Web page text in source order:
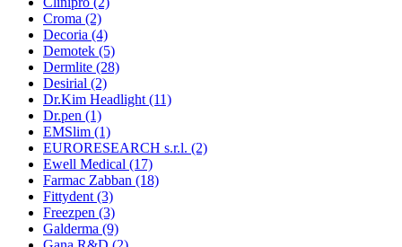
Croma (2)
Decoria (4)
Demotek (5)
Dermlite (28)
Desirial (2)
Dr.Kim Headlight (11)
Dr.pen (1)
EMSlim (1)
EURORESEARCH s.r.l. (2)
Ewell Medical (17)
Farmac Zabban (18)
Fittydent (3)
Freezpen (3)
Galderma (9)